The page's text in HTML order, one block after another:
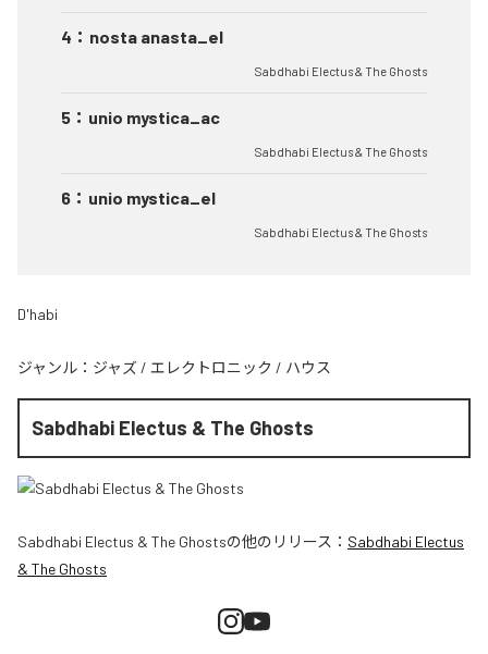
4 ： nosta anasta_el
Sabdhabi Electus & The Ghosts
5 ： unio mystica_ac
Sabdhabi Electus & The Ghosts
6 ： unio mystica_el
Sabdhabi Electus & The Ghosts
D'habi
ジャンル： ジャズ / エレクトロニック / ハウス
Sabdhabi Electus & The Ghosts
Sabdhabi Electus & The Ghostsの他のリリース： Sabdhabi Electus
& The Ghosts